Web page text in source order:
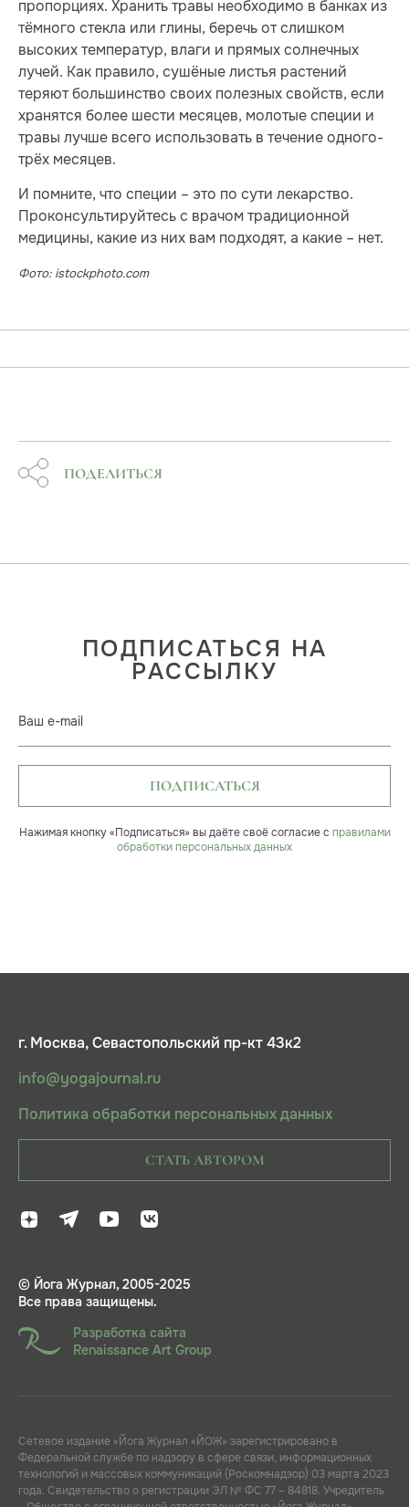
пропорциях. Хранить травы необходимо в банках из
тёмного стекла или глины, беречь от слишком
высоких температур, влаги и прямых солнечных
лучей. Как правило, сушёные листья растений
теряют большинство своих полезных свойств, если
хранятся более шести месяцев, молотые специи и
травы лучше всего использовать в течение одного-
трёх месяцев.
И помните, что специи – это по сути лекарство.
Проконсультируйтесь с врачом традиционной
медицины, какие из них вам подходят, а какие – нет.
Фото: istockphoto.com
ПОДЕЛИТЬСЯ
ПОДПИСАТЬСЯ НА
РАССЫЛКУ
Ваш e-mail
ПОДПИСАТЬСЯ
Нажимая кнопку «Подписаться» вы даёте своё согласие с правилами
обработки персональных данных
г. Москва, Севастопольский пр-кт 43к2
info@yogajournal.ru
Политика обработки персональных данных
СТАТЬ АВТОРОМ
© Йога Журнал, 2005-2025
Все права защищены.
Разработка сайта
Renaissance Art Group
Сетевое издание «Йога Журнал «ЙОЖ» зарегистрировано в
Федеральной службе по надзору в сфере связи, информационных
технологий и массовых коммуникаций (Роскомнадзор) 03 марта 2023
года. Свидетельство о регистрации ЭЛ № ФС 77 – 84818. Учредитель